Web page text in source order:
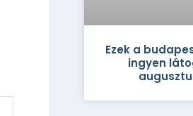
Ezek a
ingyen